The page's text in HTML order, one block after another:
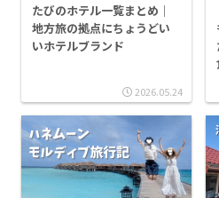
たびのホテル一覧まとめ｜
地方旅の拠点にちょうどい
いホテルブランド
2026.05.24